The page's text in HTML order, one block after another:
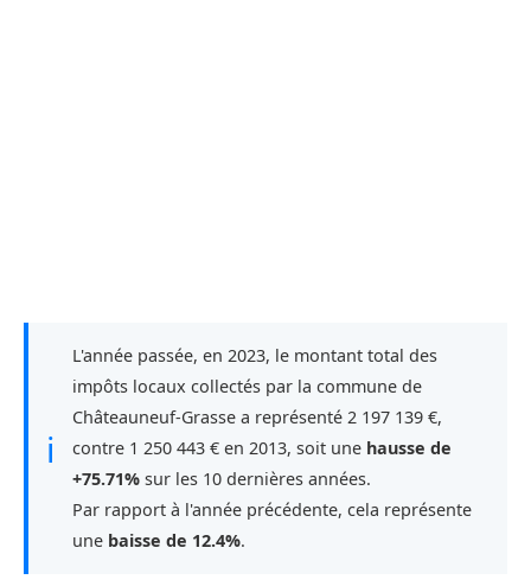
ℹ
L'année passée, en 2023, le montant total des
impôts locaux collectés par la commune de
Châteauneuf-Grasse a représenté 2 197 139 €,
contre 1 250 443 € en 2013, soit une hausse de
+75.71% sur les 10 dernières années.
Par rapport à l'année précédente, cela représente
une baisse de 12.4%.